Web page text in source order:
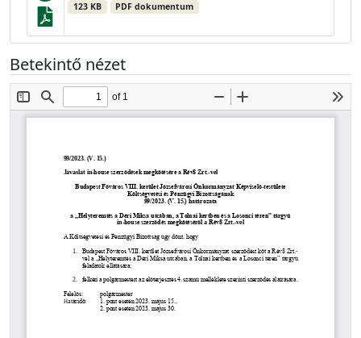
123 KB PDF dokumentum
Betekintő nézet